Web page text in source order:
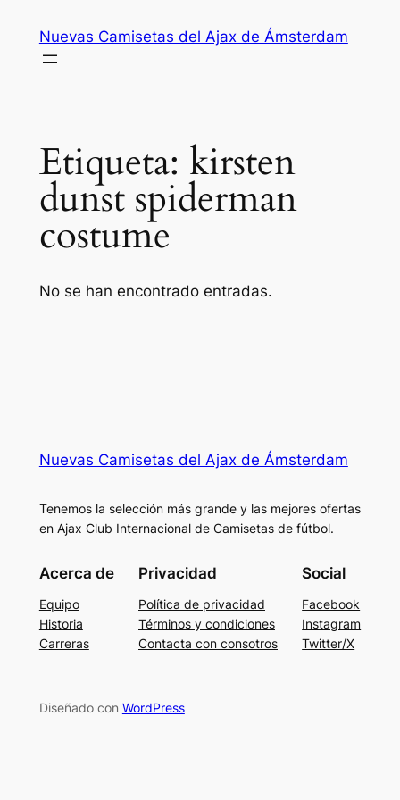
contenido
Nuevas Camisetas del Ajax de Ámsterdam
Etiqueta: kirsten
dunst spiderman
costume
No se han encontrado entradas.
Nuevas Camisetas del Ajax de Ámsterdam
Tenemos la selección más grande y las mejores ofertas
en Ajax Club Internacional de Camisetas de fútbol.
Acerca de
Equipo
Historia
Carreras
Privacidad
Política de privacidad
Términos y condiciones
Contacta con consotros
Social
Facebook
Instagram
Twitter/X
Diseñado con WordPress